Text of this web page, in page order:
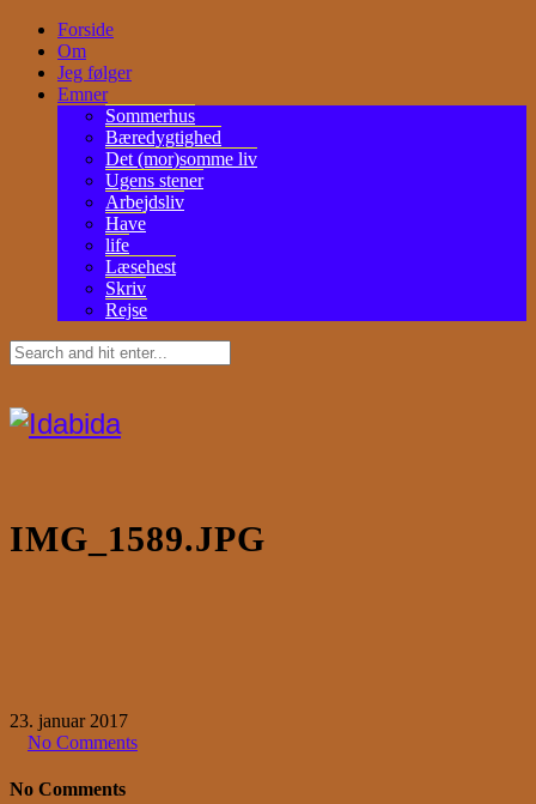
Forside
Om
Jeg følger
Emner
Sommerhus
Bæredygtighed
Det (mor)somme liv
Ugens stener
Arbejdsliv
Have
life
Læsehest
Skriv
Rejse
IMG_1589.JPG
23. januar 2017
No Comments
No Comments